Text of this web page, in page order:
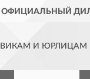
ОФИЦИАЛЬНЫЙ
И ЮРЛИЦАМ